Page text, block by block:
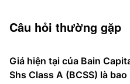
Câu hỏi thường gặp
Giá hiện tại của Bain
Shs Class A (BCSS) là bao